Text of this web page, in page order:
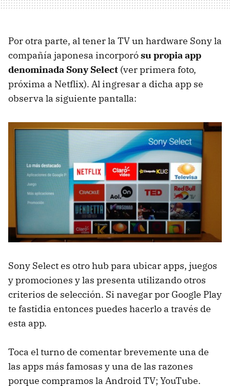
Por otra parte, al tener la TV un hardware Sony la
compañía japonesa incorporósu propia app
denominada Sony Select (ver primera foto,
próxima a Netflix). Al ingresar a dicha app se
observa la siguiente pantalla:
Sony Select es otro hub para ubicar apps, juegos
y promociones y las presenta utilizando otros
criterios de selección. Si navegar por Google Play
te fastidia entonces puedes hacerlo a través de
esta app.
Toca el turno de comentar brevemente una de
las apps más famosas y una de las razones
porque compramos la Android TV; YouTube.